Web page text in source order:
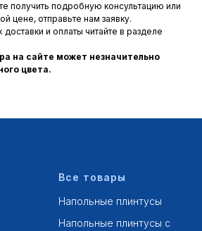
получить подробную консультацию или
цене, отправьте нам заявку.
и оплаты читайте в разделе
на сайте может незначительно
цвета.
Все товары
Напольные плинтусы
Напольные плинтусы с